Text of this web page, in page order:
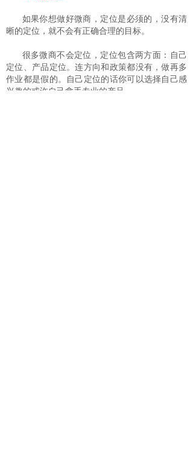
如果你想做好微商，定位是必须的，没有清
晰的定位，就不会有正确合理的目标。
很多微商不会定位，定位包含两方面：自己
定位、产品定位。连方向和政策都没有，做再多
作业都是假的。自己定位的话你可以选择自己感
兴趣的或许自己拿手专业的产品。